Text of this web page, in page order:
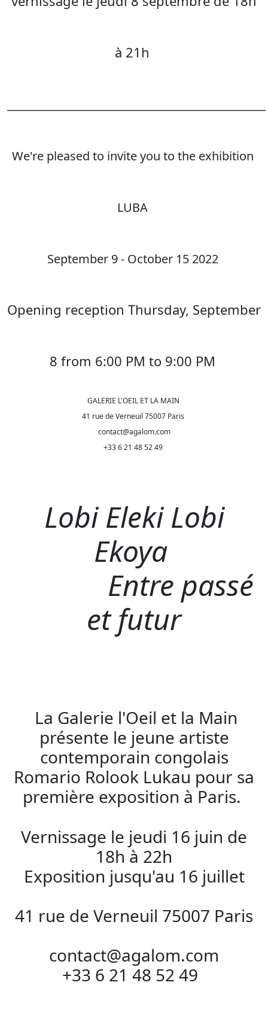
à 21h
We're pleased to invite you to the exhibition
LUBA
September 9 - October 15 2022
Opening reception Thursday, September
8 from 6:00 PM to 9:00 PM
GALERIE L'OEIL ET LA MAIN
41 rue de Verneuil 75007 Paris
contact@agalom.com
+33 6 21 48 52 49
Lobi Eleki Lobi
Ekoya
Entre passé
et futur
La Galerie l'Oeil et la Main
présente le jeune artiste
contemporain congolais
Romario Rolook Lukau pour sa
première exposition à Paris.
Vernissage le jeudi 16 juin de
18h à 22h
Exposition jusqu'au 16 juillet
41 rue de Verneuil 75007 Paris
contact@agalom.com
+33 6 21 48 52 49